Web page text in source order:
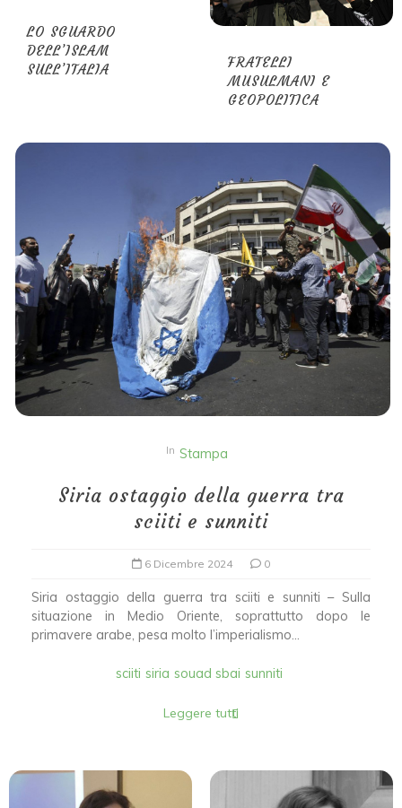
LO SGUARDO
DELL’ISLAM
SULL’ITALIA
FRATELLI
MUSULMANI E
GEOPOLITICA
In Stampa
Siria ostaggio della guerra tra
sciiti e sunniti
6 Dicembre 2024 0
Siria ostaggio della guerra tra sciiti e sunniti – Sulla
situazione in Medio Oriente, soprattutto dopo le
primavere arabe, pesa molto l’imperialismo...
sciiti siria souad sbai sunniti
Leggere tutti